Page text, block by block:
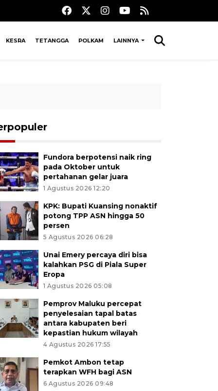
KESRA TETANGGA POLKAM LAINNYA
Fundora berpotensi naik ring
pada Oktober untuk
pertahanan gelar juara
1 Agustus 2026 12:20
KPK: Bupati Kuansing nonaktif
potong TPP ASN hingga 50
persen
5 Agustus 2026 06:28
Unai Emery percaya diri bisa
kalahkan PSG di Piala Super
Eropa
1 Agustus 2026 05:08
Pemprov Maluku percepat
penyelesaian tapal batas
antara kabupaten beri
kepastian hukum wilayah
4 Agustus 2026 17:55
Pemkot Ambon tetap
terapkan WFH bagi ASN
6 Agustus 2026 09:48